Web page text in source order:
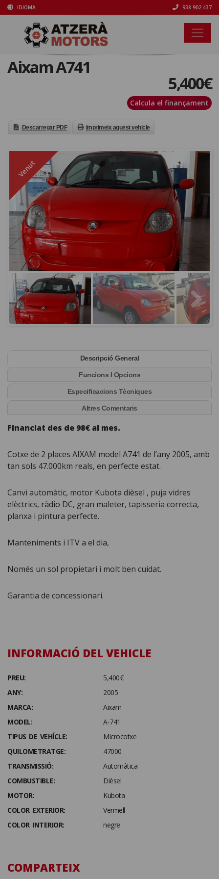
IDIOMA 938 902 437
Aixam A741
5,400€
Calcula el finançament
Descarregar PDF Imprimeix aquest vehicle
Venut
Descripció General
Funcions I Opcions
Especificacions Tècniques
Altres Comentaris
Financiat des de 98€ al mes.
Cotxe de 2 places AIXAM model A741 de l’any 2005, amb
tan sols 47.000km reals, en perfecte estat.
Canvi automàtic, motor Kubota dièsel , puja vidres
elèctrics, ràdio DC, gran maleter, tapisseria correcta,
planxa i pintura perfecte.
Manteniments i ITV a el dia,
Només un sol propietari i molt ben cuidat.
Garantia de concessionari.
INFORMACIÓ DEL VEHICLE
PREU:
5,400€
ANY:
2005
MARCA:
Aixam
MODEL:
A-741
TIPUS DE VEHÍCLE:
Microcotxe
QUILOMETRATGE:
47000
TRANSMISSIÓ:
Automàtica
COMBUSTIBLE:
Dièsel
MOTOR:
Kubota
COLOR EXTERIOR:
Vermell
COLOR INTERIOR:
negre
COMPARTEIX